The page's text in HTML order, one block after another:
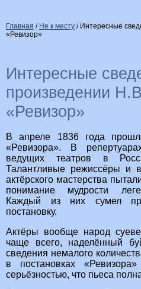
Главная / Не к месту / Интересные
«Ревизор»
Интересные
произведении
«Ревизор»
В апреле 1836 года
«Ревизора». В
ведущих театров в
Талантливые режиссёры и
актёрского мастерства
понимание мудрости
Каждый из них сумел
постановку.
Актёры вообще народ
чаще всего, наделённый
сведения немалого
в постановках
серьёзностью, что пьеса